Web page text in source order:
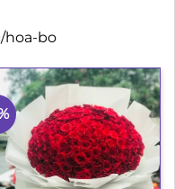
hoa-bo